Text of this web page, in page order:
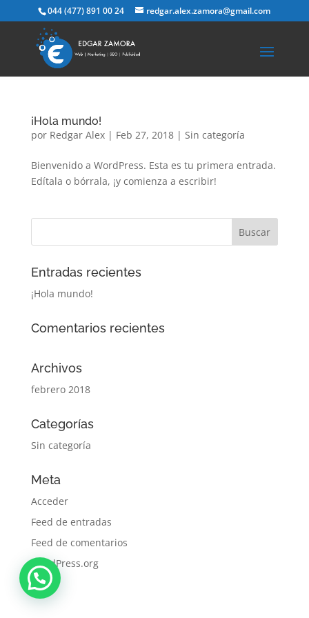
044 (477) 891 00 24 redgar.alex.zamora@gmail.com
¡Hola mundo!
por Redgar Alex| Feb 27, 2018| Sin categoría
Bienvenido a WordPress. Esta es tu primera entrada.
Edítala o bórrala, ¡y comienza a escribir!
Entradas recientes
¡Hola mundo!
Comentarios recientes
Archivos
febrero 2018
Categorías
Sin categoría
Meta
Acceder
Feed de entradas
Feed de comentarios
WordPress.org